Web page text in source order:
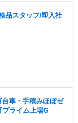
品スタッフ/即入社
車・手積みほぼゼ
プライム上場G